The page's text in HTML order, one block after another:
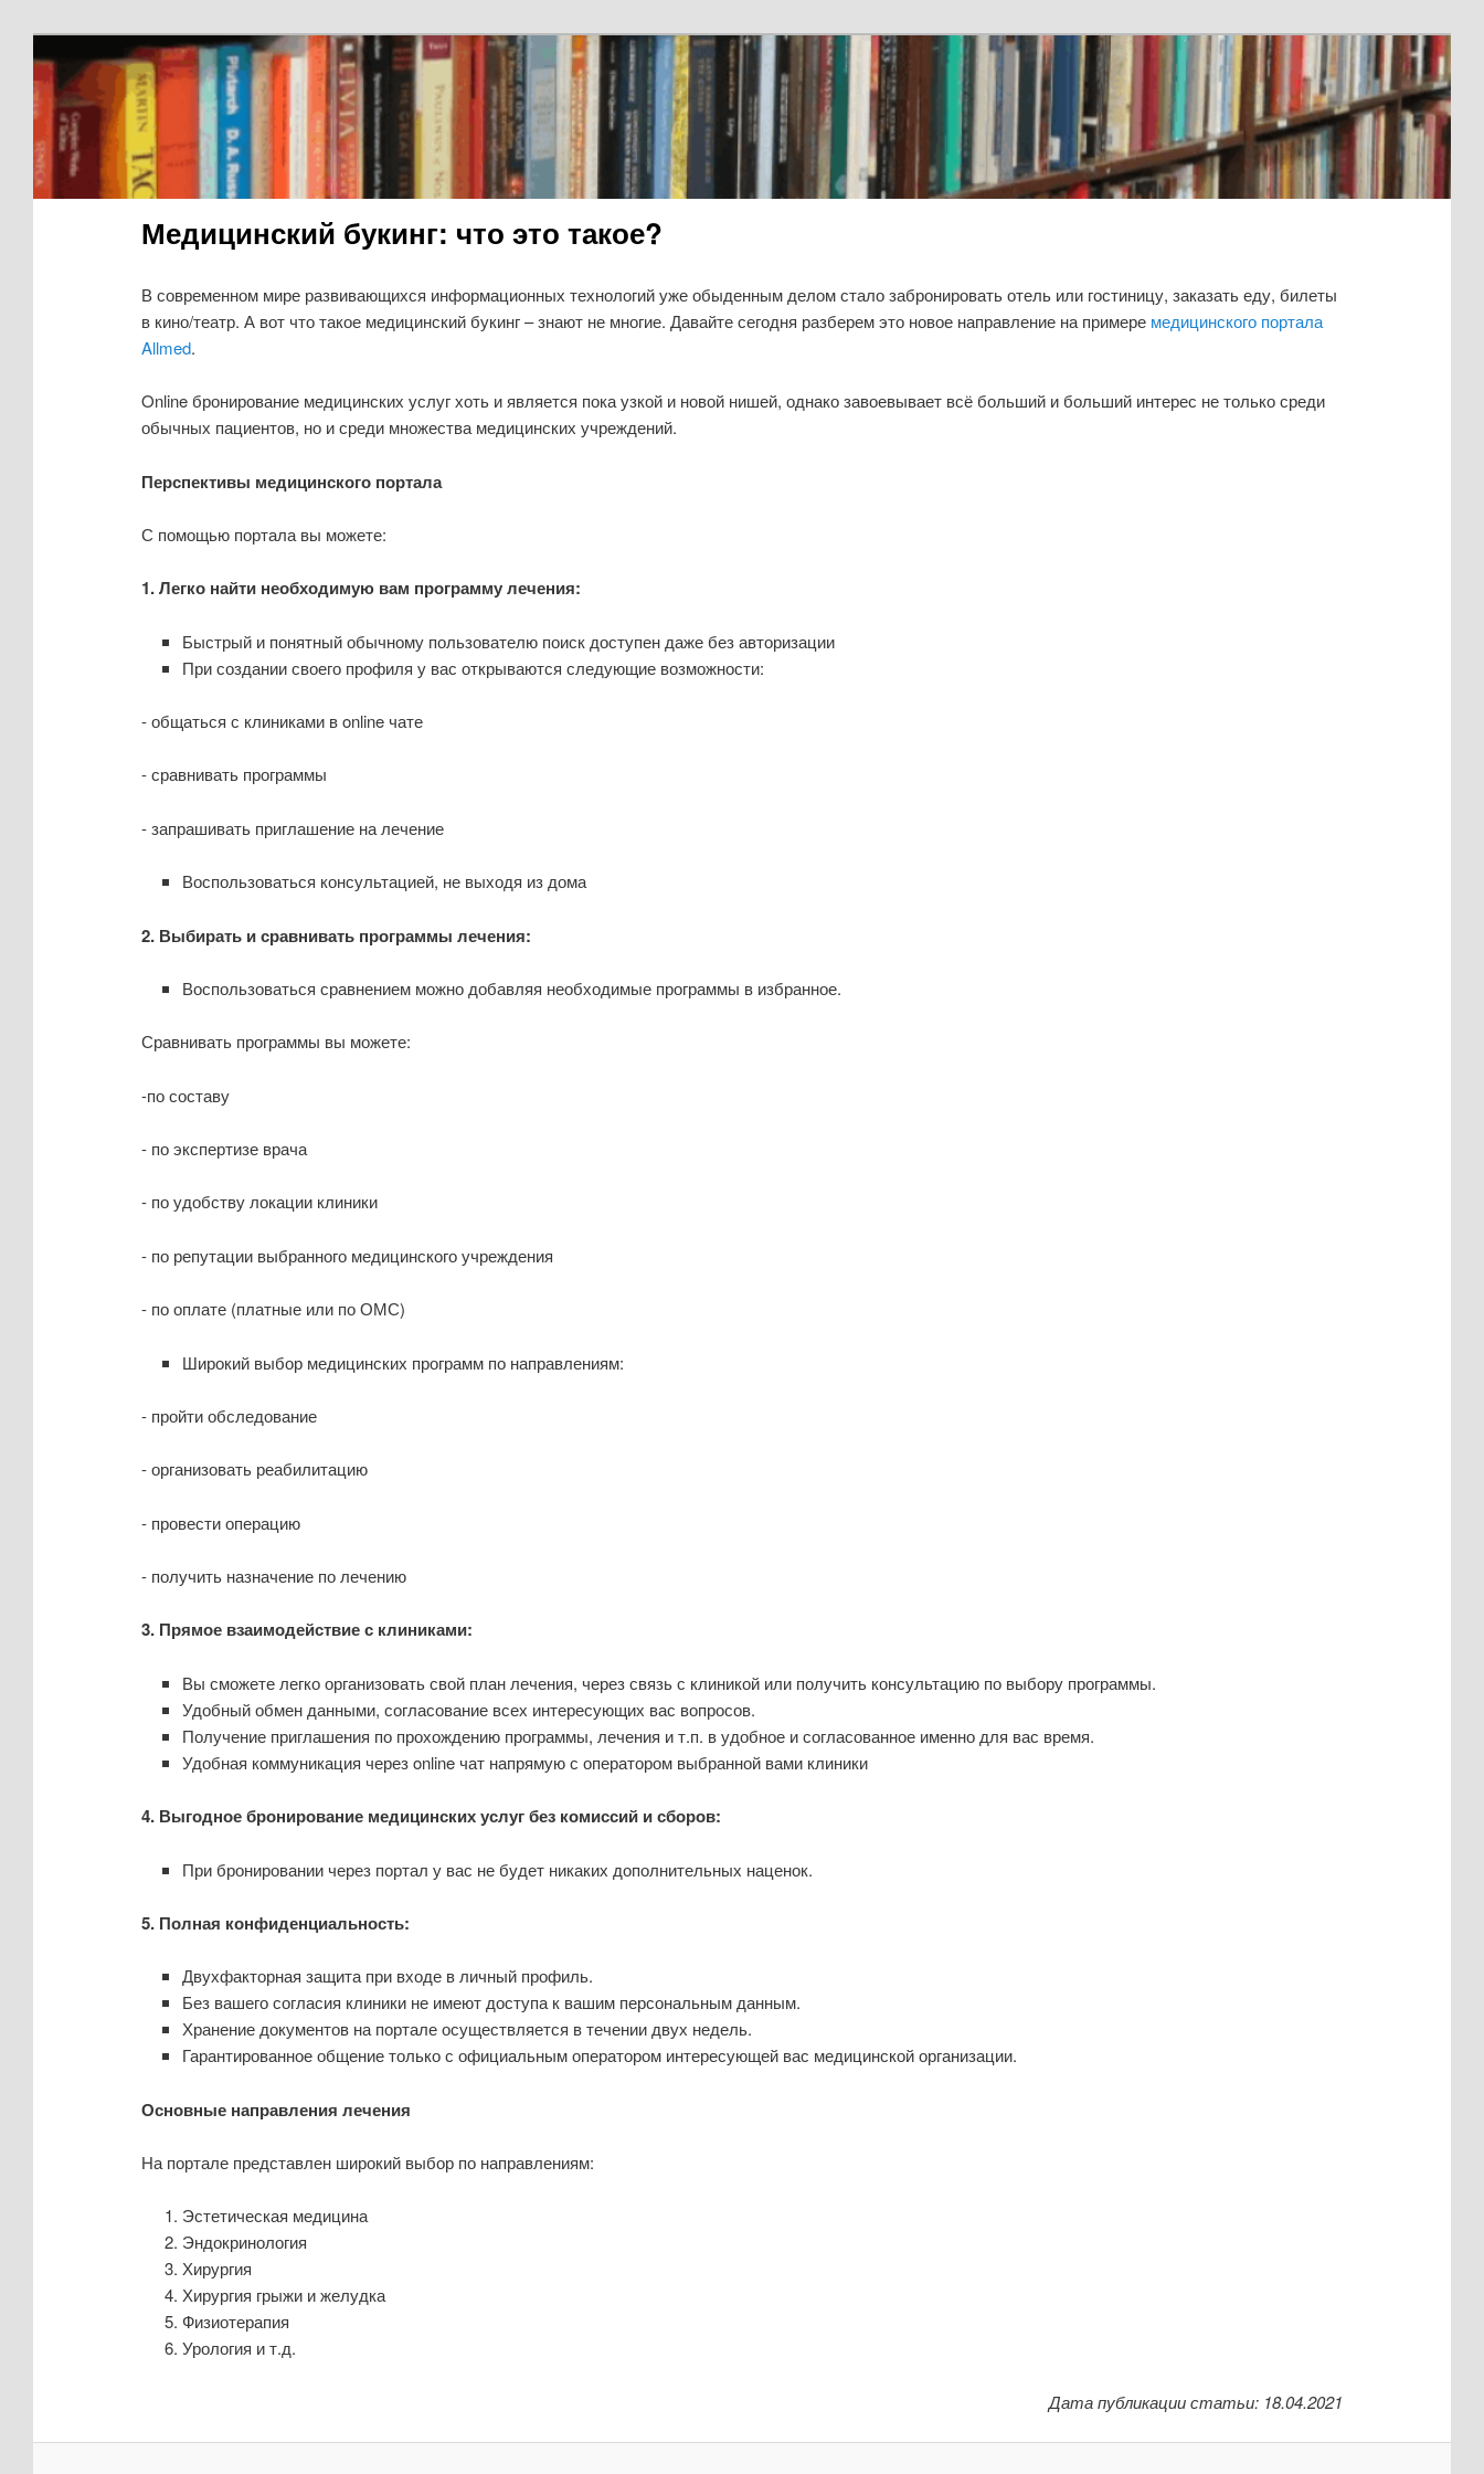
Медицинский букинг: что это такое?
В современном мире развивающихся информационных технологий уже обыденным делом стало забронировать отель или гостиницу, заказать еду, билеты
в кино/театр. А вот что такое медицинский букинг – знают не многие. Давайте сегодня разберем это новое направление на примере медицинского портала
Allmed.
Online бронирование медицинских услуг хоть и является пока узкой и новой нишей, однако завоевывает всё больший и больший интерес не только среди
обычных пациентов, но и среди множества медицинских учреждений.
Перспективы медицинского портала
С помощью портала вы можете:
1.Легко найти необходимую вам программу лечения:
Быстрый и понятный обычному пользователю поиск доступен даже без авторизации
При создании своего профиля у вас открываются следующие возможности:
- общаться с клиниками в online чате
- сравнивать программы
- запрашивать приглашение на лечение
Воспользоваться консультацией, не выходя из дома
2. Выбирать и сравнивать программы лечения:
Воспользоваться сравнением можно добавляя необходимые программы в избранное.
Сравнивать программы вы можете:
-по составу
- по экспертизе врача
- по удобству локации клиники
- по репутации выбранного медицинского учреждения
- по оплате (платные или по ОМС)
Широкий выбор медицинских программ по направлениям:
- пройти обследование
- организовать реабилитацию
- провести операцию
- получить назначение по лечению
3. Прямое взаимодействие с клиниками:
Вы сможете легко организовать свой план лечения, через связь с клиникой или получить консультацию по выбору программы.
Удобный обмен данными, согласование всех интересующих вас вопросов.
Получение приглашения по прохождению программы, лечения и т.п. в удобное и согласованное именно для вас время.
Удобная коммуникация через online чат напрямую с оператором выбранной вами клиники
4. Выгодное бронирование медицинских услуг без комиссий и сборов:
При бронировании через портал у вас не будет никаких дополнительных наценок.
5. Полная конфиденциальность:
Двухфакторная защита при входе в личный профиль.
Без вашего согласия клиники не имеют доступа к вашим персональным данным.
Хранение документов на портале осуществляется в течении двух недель.
Гарантированное общение только с официальным оператором интересующей вас медицинской организации.
Основные направления лечения
На портале представлен широкий выбор по направлениям:
Эстетическая медицина
Эндокринология
Хирургия
Хирургия грыжи и желудка
Физиотерапия
Урология и т.д.
Дата публикации статьи: 18.04.2021